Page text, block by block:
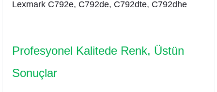
Lexmark C792e, C792de, C792dte, C792dhe
Profesyonel Kalitede Renk, Üstün
Sonuçlar